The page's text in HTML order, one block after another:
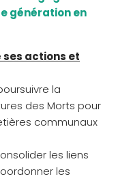
génération en
actions et
la
des Morts pour
communaux
les liens
les